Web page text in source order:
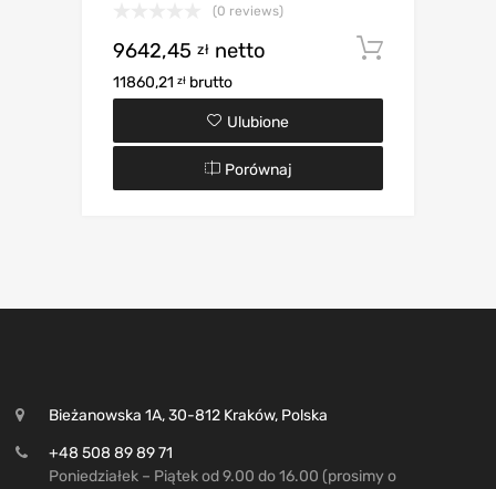
(0 reviews)
9642,45 zł netto
11860,21 zł brutto
Ulubione
Porównaj
Bieżanowska 1A, 30-812 Kraków, Polska
+48 508 89 89 71
Poniedziałek – Piątek od 9.00 do 16.00 (prosimy o